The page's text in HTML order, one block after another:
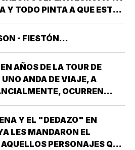
ES…
Y TODO PINTA A QUE ESTE
EL PEOR DE LA HISTORIA
CLIMÁTICOS *UNA OLA
- FIESTÓN...
AÑOS DE LA TOUR DE
ANDA DE VIAJE, A
OCURREN
PLANEADA *ME HAN
OCASIONES *AHORA
TENEMOS A UN
TEN DE…
Y EL "DEDAZO" EN
LES MANDARON EL
PERSONAJES QUE